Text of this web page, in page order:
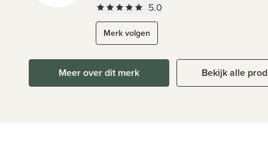
5.0
Merk volgen
Meer over dit merk Bekijk alle